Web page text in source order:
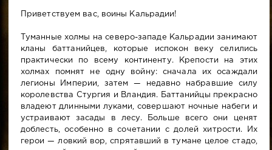
Приветствуем вас, воины Кальрадии!
Туманные холмы на северо-западе Кальрадии занимают
кланы баттанийцев, которые испокон веку селились
практически по всему континенту. Крепости на этих
холмах помнят не одну войну: сначала их осаждали
легионы Империи, затем — недавно набравшие силу
королевства Стургия и Вландия. Баттанийцы прекрасно
владеют длинными луками, совершают ночные набеги и
устраивают засады в лесу. Больше всего они ценят
доблесть, особенно в сочетании с долей хитрости. Их
герои — ловкий вор, спрятавший в тумане целое стадо,